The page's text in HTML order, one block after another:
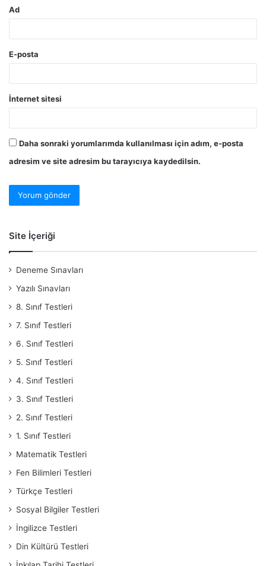
Ad
E-posta
İnternet sitesi
Daha sonraki yorumlarımda kullanılması için adım, e-posta
adresim ve site adresim bu tarayıcıya kaydedilsin.
Site İçeriği
Deneme Sınavları
Yazılı Sınavları
8. Sınıf Testleri
7. Sınıf Testleri
6. Sınıf Testleri
5. Sınıf Testleri
4. Sınıf Testleri
3. Sınıf Testleri
2. Sınıf Testleri
1. Sınıf Testleri
Matematik Testleri
Fen Bilimleri Testleri
Türkçe Testleri
Sosyal Bilgiler Testleri
İngilizce Testleri
Din Kültürü Testleri